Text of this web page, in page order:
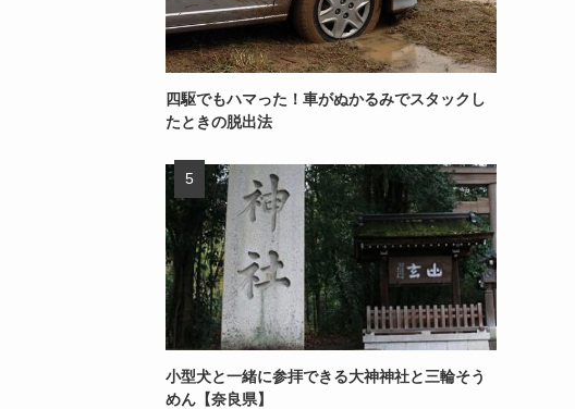
四駆でもハマった！車がぬかるみでスタックし
たときの脱出法
小型犬と一緒に参拝できる大神神社と三輪そう
めん【奈良県】